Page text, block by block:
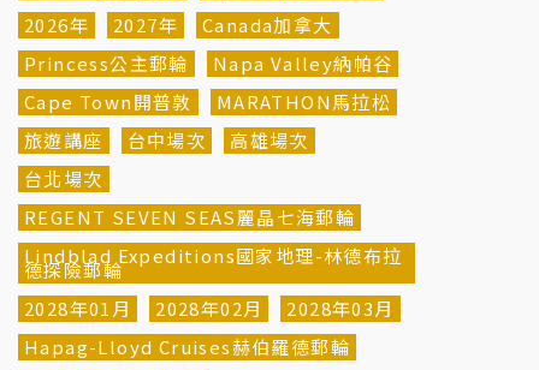
2026年
2027年
Canada加拿大
Princess公主郵輪
Napa Valley納帕谷
Cape Town開普敦
MARATHON馬拉松
旅遊講座
台中場次
高雄場次
台北場次
REGENT SEVEN SEAS麗晶七海郵輪
Lindblad Expeditions國家地理-林德布拉
德探險郵輪
2028年01月
2028年02月
2028年03月
Hapag-Lloyd Cruises赫伯羅德郵輪